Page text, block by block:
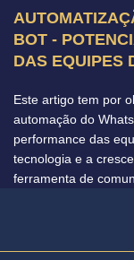
BOT -
DAS EQUIPES
Este artigo tem por
automação do
performance das
tecnologia e a
ferramenta de